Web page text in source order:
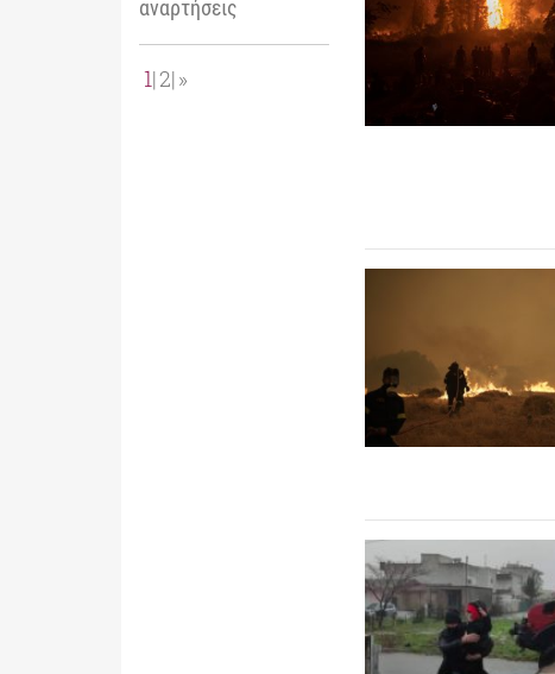
αναρτήσεις
1 2 »